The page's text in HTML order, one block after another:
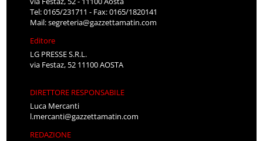
Tel: 0165/231711 - Fax: 0165/1820141
Mail:segreteria@gazzettamatin.com
Editore
LG PRESSE S.R.L.
via Festaz, 52 11100 AOSTA
DIRETTORE RESPONSABILE
Luca Mercanti
l.mercanti@gazzettamatin.com
REDAZIONE